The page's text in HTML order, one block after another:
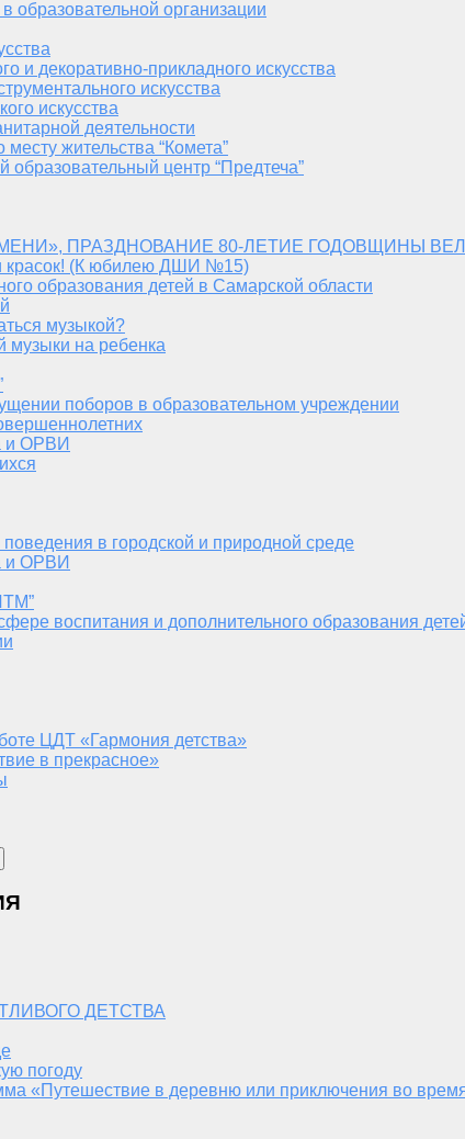
образовательной организации
и декоративно-прикладного искусства
искусства
искусства
деятельности
жительства “Комета”
образовательный центр “Предтеча”
ПРАЗДНОВАНИЕ 80-ЛЕТИЕ ГОДОВЩИНЫ
красок! (К юбилею ДШИ №15)
образования детей в Самарской области
музыкой?
музыки на ребенка
поборов в образовательном учреждении
и ОРВИ
в городской и природной среде
и ОРВИ
воспитания и дополнительного образования
ЦДТ «Гармония детства»
в прекрасное»
ДЕТСТВА
погоду
«Путешествие в деревню или приключения во